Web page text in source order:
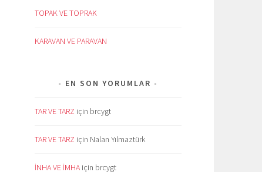
TOPAK VE TOPRAK
KARAVAN VE PARAVAN
EN SON YORUMLAR
TAR VE TARZ için brcygt
TAR VE TARZ için Nalan Yılmaztürk
İNHA VE İMHA için brcygt